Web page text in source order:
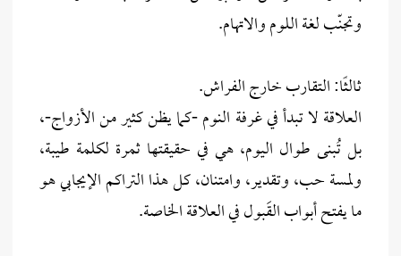
وتجنّب لغة اللوم والاتهام.
ثالثًا: التقارب خارج الفراش.
العلاقة لا تبدأ في غرفة النوم -كما يظن كثير من الأزواج-،
بل تُبنى طوال اليوم، هي في حقيقتها ثمرة لكلمة طيبة،
ولمسة حب، وتقدير، وامتنان، كل هذا التراكم الإيجابي هو
ما يفتح أبواب القَبول في العلاقة الخاصة.